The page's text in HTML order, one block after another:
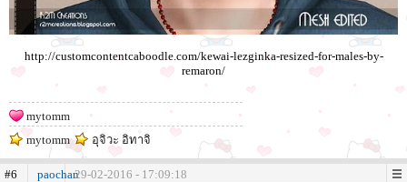
http://customcontentcaboodle.com/kewai-lezginka-resized-for-males-by-
remaron/
mytomm
mytomm
อุจิวะ อิทาจิ
#6 paochan29-02-2016 - 17:09:18